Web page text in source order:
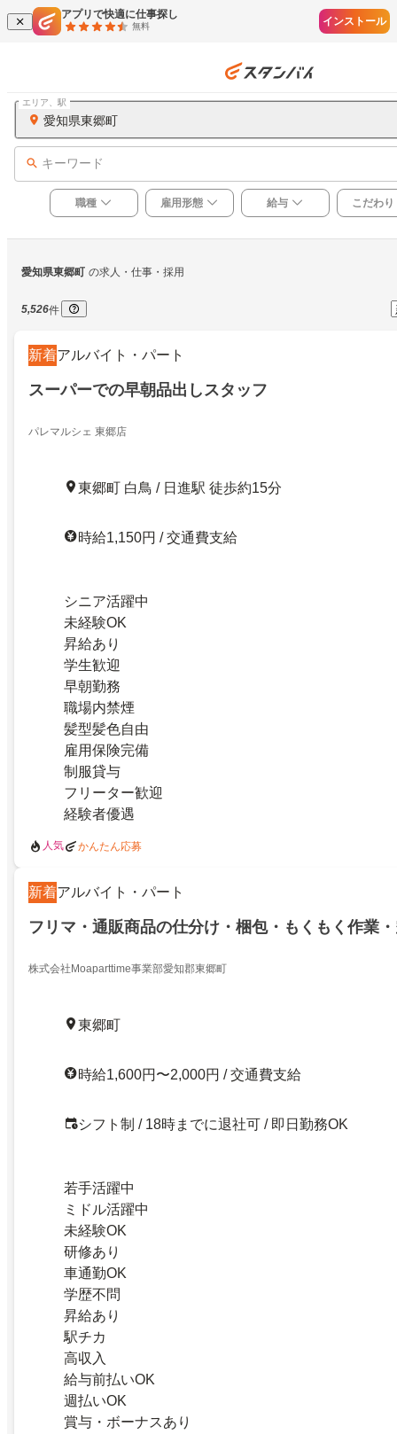
アプリで快適に仕事探し
無料 インストール
愛知県東郷町
エリア、駅
キーワード
職種 雇用形態 給与 こだわり
愛知県東郷町 の求人・仕事・採用
5,526件
新着アルバイト・パート
スーパーでの早朝品出しスタッフ
パレマルシェ 東郷店
東郷町 白鳥 / 日進駅 徒歩約15分
時給1,150円 / 交通費支給
シニア活躍中
未経験OK
昇給あり
学生歓迎
早朝勤務
職場内禁煙
髪型髪色自由
雇用保険完備
制服貸与
フリーター歓迎
経験者優遇
人気 かんたん応募
新着アルバイト・パート
フリマ・通販商品の仕分け・梱包・もくもく作業
株式会社Moaparttime事業部愛知郡東郷町
東郷町
時給1,600円〜2,000円 / 交通費支給
シフト制 / 18時までに退社可 / 即日勤務OK
若手活躍中
ミドル活躍中
未経験OK
研修あり
車通勤OK
学歴不問
昇給あり
駅チカ
高収入
給与前払いOK
週払いOK
賞与・ボーナスあり